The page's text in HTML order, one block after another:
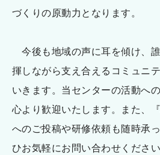
づくりの原動力となります。
今後も地域の声に耳を傾け、
揮しながら支え合えるコミュニ
いきます。当センターの活動へ
心より歓迎いたします。また、
へのご投稿や研修依頼も随時承
ひお気軽にお問い合わせください